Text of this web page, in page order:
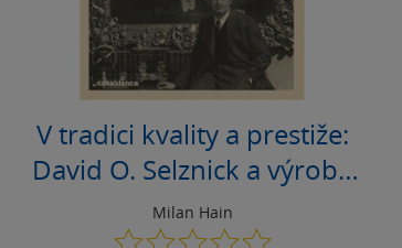
V tradici kvality a prestiže:
David O. Selznick a výroba
hvězd v Hollywoodu 40. a
50. let
Milan Hain
0.0